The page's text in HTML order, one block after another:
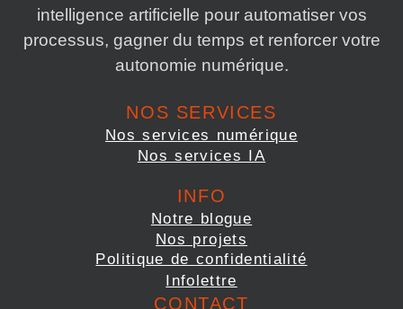
intelligence artificielle pour automatiser vos
processus, gagner du temps et renforcer votre
autonomie numérique.
NOS SERVICES
Nos services numérique
Nos services IA
INFO
Notre blogue
Nos projets
Politique de confidentialité
Infolettre
CONTACT